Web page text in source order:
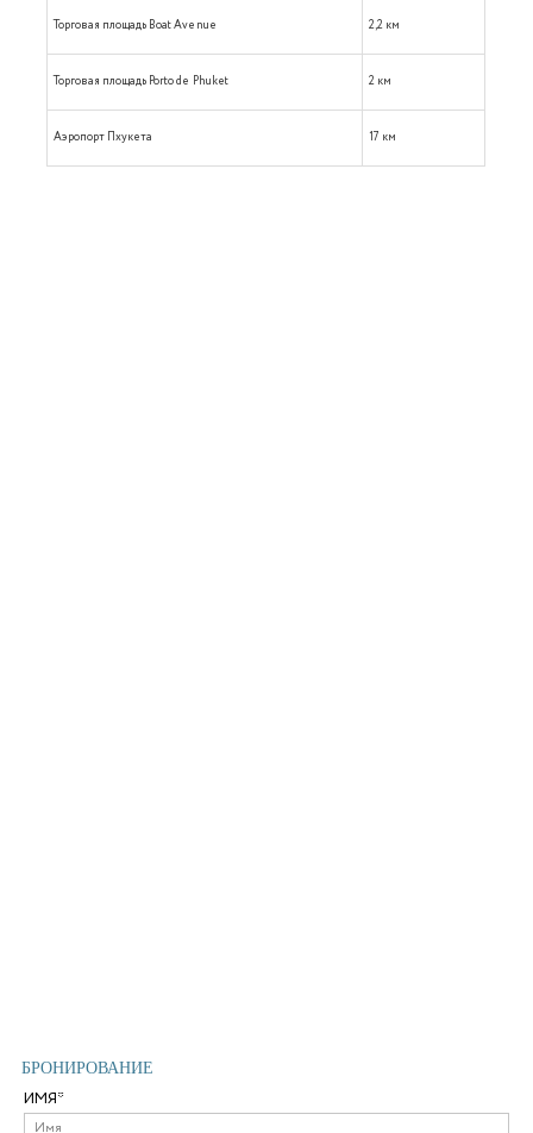
Торговая площадь Boat Avenue 2,2 км
Торговая площадь Porto de Phuket 2 км
Аэропорт Пхукета 17 км
БРОНИРОВАНИЕ
ИМЯ*